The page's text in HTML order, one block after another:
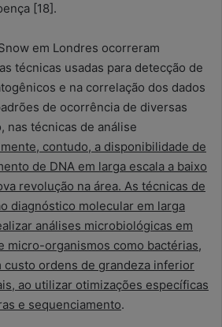
[18].
em Londres ocorreram
técnicas usadas para detecção de
e na correlação dos dados
de ocorrência de diversas
nas técnicas de análise
contudo, a disponibilidade de
de DNA em larga escala a baixo
revolução na área. As técnicas de
diagnóstico molecular em larga
análises microbiológicas em
micro-organismos como bactérias,
custo ordens de grandeza inferior
ao utilizar otimizações específicas
e sequenciamento.